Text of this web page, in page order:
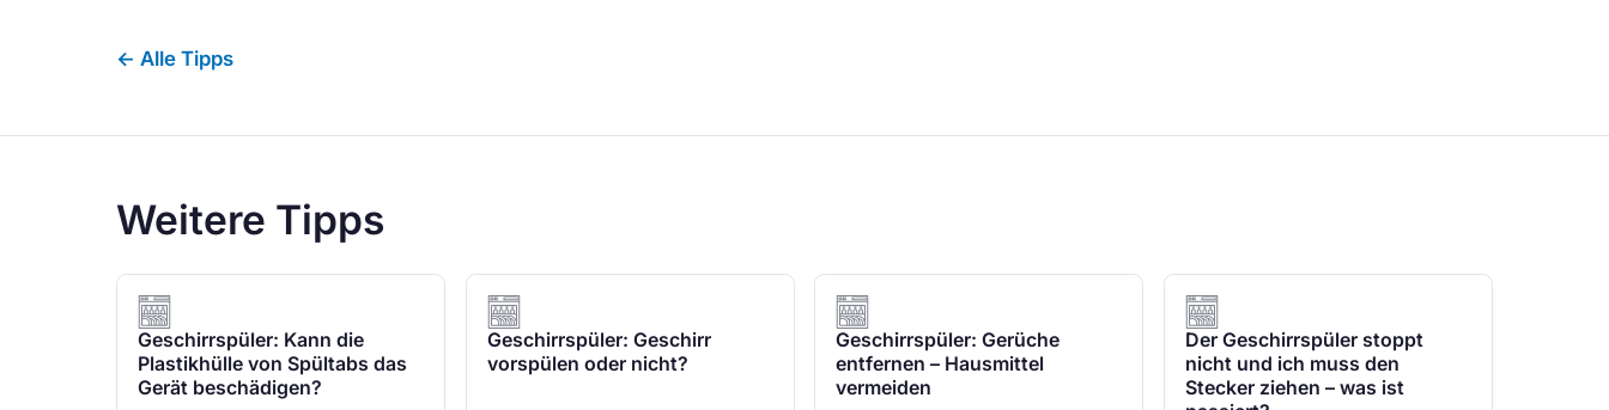
← Alle Tipps
Weitere Tipps
Geschirrspüler: Kann die
Plastikhülle von Spültabs das
Gerät beschädigen?
Geschirrspüler: Geschirr
vorspülen oder nicht?
Geschirrspüler: Gerüche
entfernen – Hausmittel
vermeiden
Der Geschirrspüler stoppt
nicht und ich muss den
Stecker ziehen – was ist